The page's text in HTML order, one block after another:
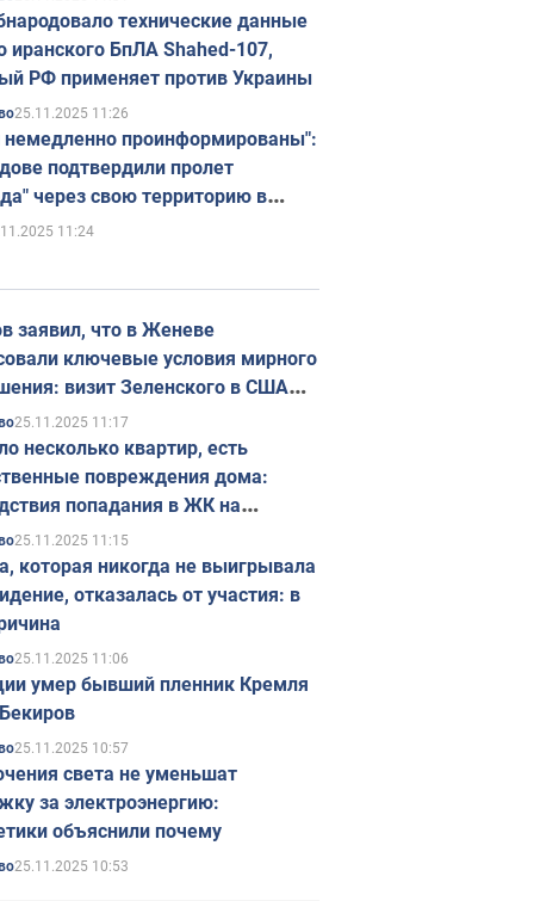
технические данные
иранского БпЛА Shahed-107,
РФ применяет против Украины
25.11.2025 11:26
проинформированы":
подтвердили пролет
через свою территорию в
11:24
заявил, что в Женеве
ключевые условия мирного
визит Зеленского в США
в ноябре
25.11.2025 11:17
несколько квартир, есть
повреждения дома:
попадания в ЖК на
в Киеве. Фото
25.11.2025 11:15
которая никогда не выигрывала
отказалась от участия: в
25.11.2025 11:06
умер бывший пленник Кремля
25.11.2025 10:57
света не уменьшат
за электроэнергию:
объяснили почему
25.11.2025 10:53